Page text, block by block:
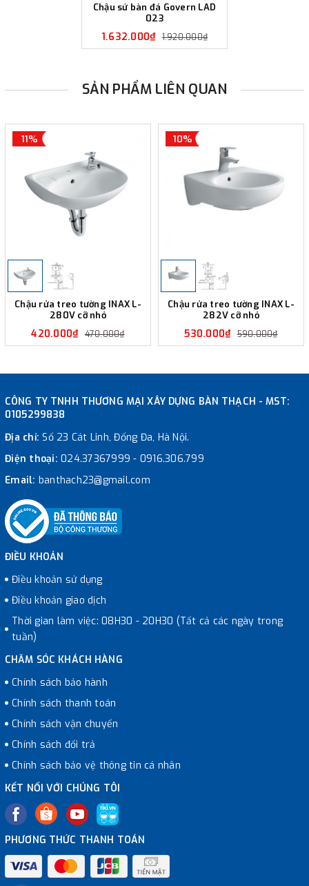
Chậu sứ bàn đá Govern LAD
023
1.632.000₫ 1.920.000₫
SẢN PHẨM LIÊN QUAN
11%
Chậu rửa treo tường INAX L-
280V cỡ nhỏ
420.000₫ 470.000₫
10%
Chậu rửa treo tường INAX L-
282V cỡ nhỏ
530.000₫ 590.000₫
CÔNG TY TNHH THƯƠNG MẠI XÂY DỰNG BÀN THẠCH - MST:
0105299838
Địa chỉ:Số 23 Cát Linh, Đống Đa, Hà Nội.
Điện thoại: 024.37367999 - 0916.306.799
Email: banthach23@gmail.com
ĐIỀU KHOẢN
Điều khoản sử dụng
Điều khoản giao dịch
Thời gian làm việc: 08H30 - 20H30 (Tất cả các ngày trong
tuần)
CHĂM SÓC KHÁCH HÀNG
Chính sách bảo hành
Chính sách thanh toán
Chính sách vận chuyển
Chính sách đổi trả
Chính sách bảo vệ thông tin cá nhân
KẾT NỐI VỚI CHÚNG TÔI
PHƯƠNG THỨC THANH TOÁN